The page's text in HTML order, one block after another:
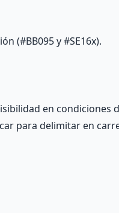
(#BB095 y #SE16x).
en condiciones
para delimitar en